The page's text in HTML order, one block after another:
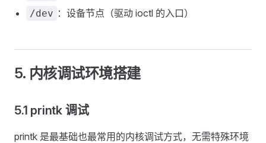
/dev ：设备节点（驱动 ioctl 的入口）
5. 内核调试环境搭建
5.1 printk 调试
printk 是最基础也最常用的内核调试方式，无需特殊环境